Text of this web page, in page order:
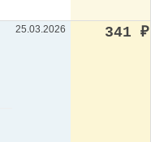
25.03.2026 341 ₽